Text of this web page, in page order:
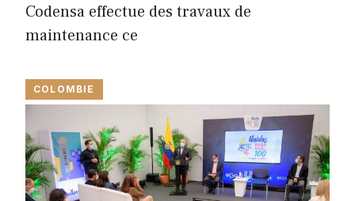
Codensa effectue des travaux de
maintenance ce
COLOMBIE